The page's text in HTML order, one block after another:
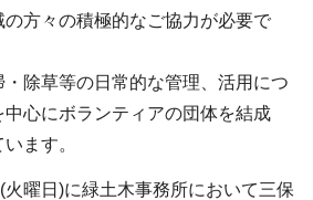
方々の積極的なご協力が必要で
除草等の日常的な管理、活用につ
心にボランティアの団体を結成
ます。
曜日)に緑土木事務所において三保